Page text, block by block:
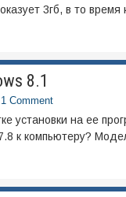
3гб, в то
8.1
1 Comment
установки на ее
к компьютеру?